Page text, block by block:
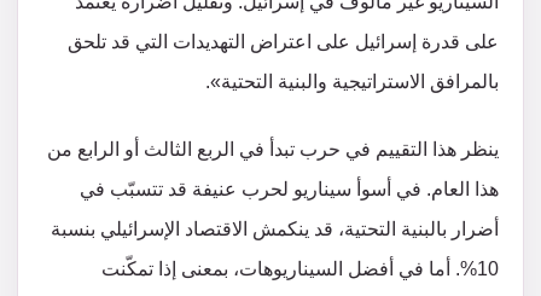
على قدرة إسرائيل على اعتراض التهديدات التي قد تلحق
بالمرافق الاستراتيجية والبنية التحتية».
ينظر هذا التقييم في حرب تبدأ في الربع الثالث أو الرابع من
هذا العام. في أسوأ سيناريو لحرب عنيفة قد تتسبّب في
أضرار بالبنية التحتية، قد ينكمش الاقتصاد الإسرائيلي بنسبة
10%. أما في أفضل السيناريوهات، بمعنى إذا تمكّنت